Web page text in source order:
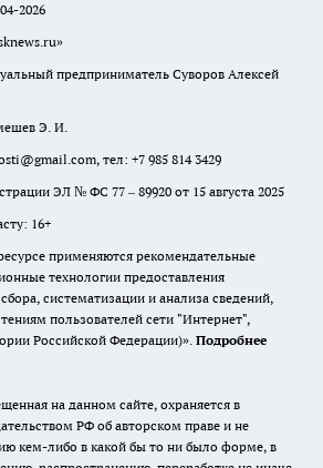
2026
предприниматель Суворов Алексей
Э. И.
, тел: +7 985 814 3429
ЭЛ № ФС 77 – 89920 от 15 августа 2025
16+
применяются рекомендательные
технологии предоставления
систематизации и анализа сведений,
пользователей сети "Интернет",
Российской Федерации)». Подробнее
на данном сайте, охраняется в
РФ об авторском праве и не
кем-либо в какой бы то ни было форме, в